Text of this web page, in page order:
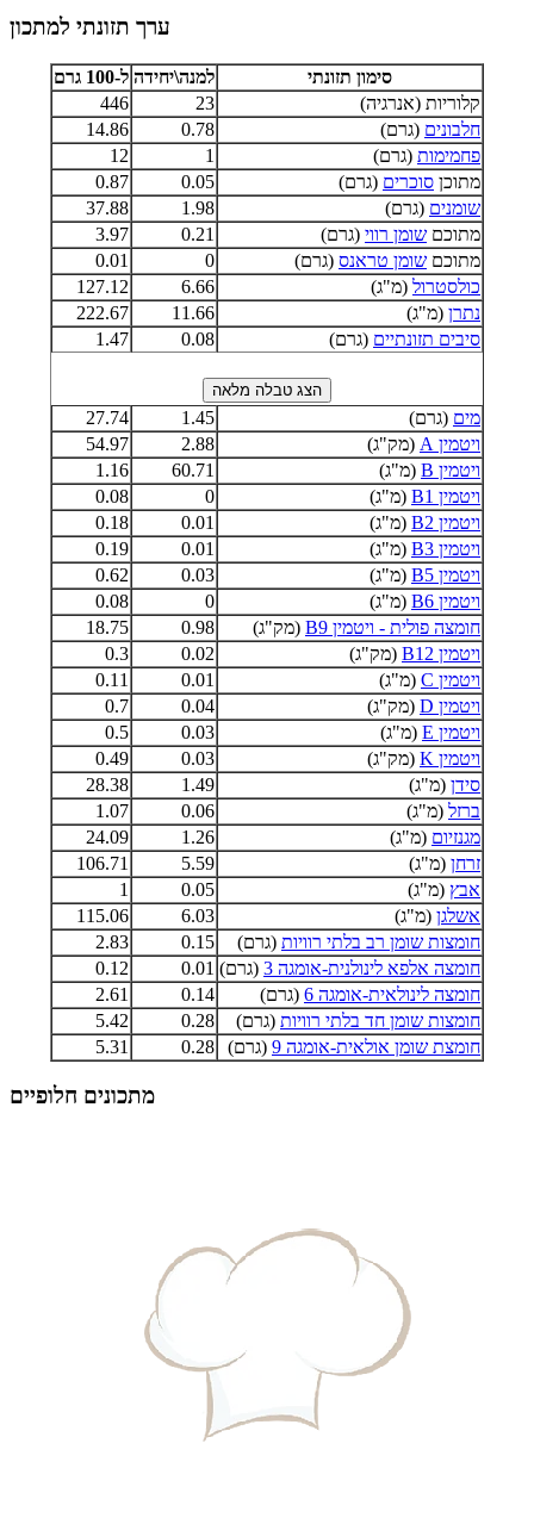
ערך תזונתי למתכון
סימון תזונתי למנה\יחידה ל-100 גרם
קלוריות (אנרגיה)
23
446
חלבונים (גרם) 0.78
14.86
פחמימות (גרם) 1
12
מתוכן סוכרים (גרם) 0.05
0.87
שומנים (גרם) 1.98
37.88
מתוכם שומן רווי (גרם) 0.21
3.97
מתוכם שומן טראנס (גרם) 0
0.01
כולסטרול (מ"ג) 6.66
127.12
נתרן (מ"ג) 11.66
222.67
סיבים תזונתיים (גרם) 0.08
1.47
מים (גרם) 1.45
27.74
ויטמין A
(מק"ג) 2.88
54.97
ויטמין B
(מ"ג) 60.71
1.16
ויטמין B1
(מ"ג) 0
0.08
ויטמין B2
(מ"ג) 0.01
0.18
ויטמין B3
(מ"ג) 0.01
0.19
ויטמין B5
(מ"ג) 0.03
0.62
ויטמין B6
(מ"ג) 0
0.08
חומצה פולית - ויטמין B9
(מק"ג) 0.98
18.75
ויטמין B12
(מק"ג) 0.02
0.3
ויטמין C
(מ"ג) 0.01
0.11
ויטמין D
(מק"ג) 0.04
0.7
ויטמין E
(מ"ג) 0.03
0.5
ויטמין K
(מק"ג) 0.03
0.49
סידן (מ"ג) 1.49
28.38
ברזל (מ"ג) 0.06
1.07
מגנזיום (מ"ג) 1.26
24.09
זרחן (מ"ג) 5.59
106.71
אבץ (מ"ג) 0.05
1
אשלגן (מ"ג) 6.03
115.06
חומצות שומן רב בלתי רוויות (גרם) 0.15
2.83
חומצה אלפא לינולנית-אומגה 3
(גרם) 0.01
0.12
חומצה לינולאית-אומגה 6
(גרם) 0.14
2.61
חומצות שומן חד בלתי רוויות (גרם) 0.28
5.42
חומצת שומן אולאית-אומגה 9
(גרם) 0.28
5.31
מתכונים חלופיים